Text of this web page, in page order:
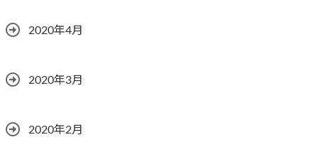
2020年4月
2020年3月
2020年2月